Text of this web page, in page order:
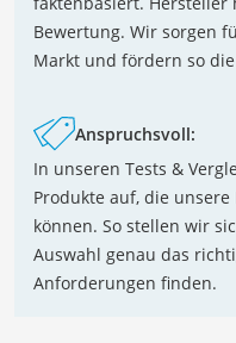
Bewertung. Wir sorgen
Markt und fördern so
Anspruchsvoll:
In unseren Tests &
Produkte auf, die
können. So stellen wir
Auswahl genau das
Anforderungen finden.